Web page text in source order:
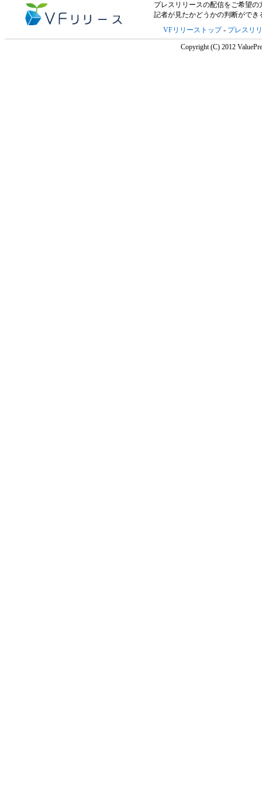
プレスリリースの配信をご希望の
記者が見たかどうかの判断がで
VFリリーストップ- プレスリ
Copyright (C) 2012